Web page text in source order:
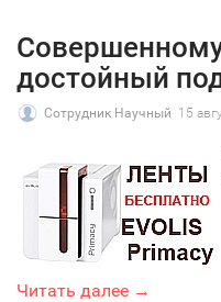
достойный
Сотрудник Научный 15
Читать далее →